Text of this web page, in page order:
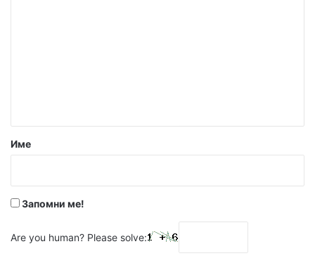
р
Име
Запомни ме!
Are you human? Please solve: